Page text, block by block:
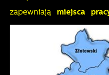
zapewniają miejsca